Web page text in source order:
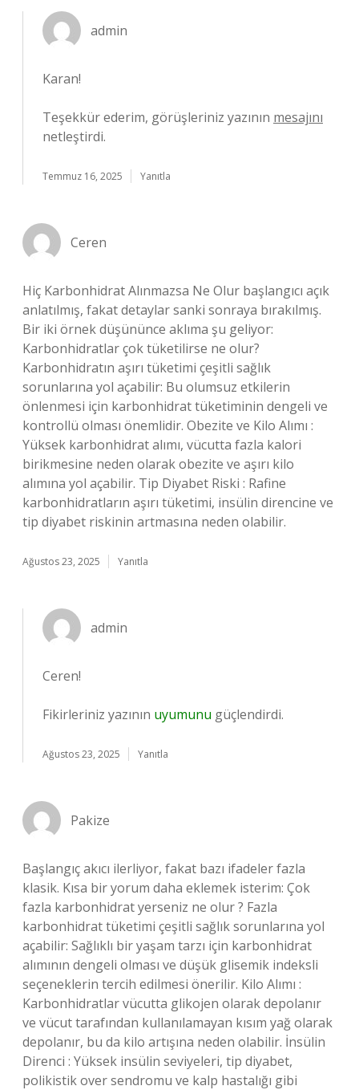
admin
Karan!
Teşekkür ederim, görüşleriniz yazının mesajını
netleştirdi.
Temmuz 16, 2025 Yanıtla
Ceren
Hiç Karbonhidrat Alınmazsa Ne Olur başlangıcı açık
anlatılmış, fakat detaylar sanki sonraya bırakılmış.
Bir iki örnek düşününce aklıma şu geliyor:
Karbonhidratlar çok tüketilirse ne olur?
Karbonhidratın aşırı tüketimi çeşitli sağlık
sorunlarına yol açabilir: Bu olumsuz etkilerin
önlenmesi için karbonhidrat tüketiminin dengeli ve
kontrollü olması önemlidir. Obezite ve Kilo Alımı :
Yüksek karbonhidrat alımı, vücutta fazla kalori
birikmesine neden olarak obezite ve aşırı kilo
alımına yol açabilir. Tip Diyabet Riski : Rafine
karbonhidratların aşırı tüketimi, insülin direncine ve
tip diyabet riskinin artmasına neden olabilir.
Ağustos 23, 2025 Yanıtla
admin
Ceren!
Fikirleriniz yazının uyumunu güçlendirdi.
Ağustos 23, 2025 Yanıtla
Pakize
Başlangıç akıcı ilerliyor, fakat bazı ifadeler fazla
klasik. Kısa bir yorum daha eklemek isterim: Çok
fazla karbonhidrat yerseniz ne olur ? Fazla
karbonhidrat tüketimi çeşitli sağlık sorunlarına yol
açabilir: Sağlıklı bir yaşam tarzı için karbonhidrat
alımının dengeli olması ve düşük glisemik indeksli
seçeneklerin tercih edilmesi önerilir. Kilo Alımı :
Karbonhidratlar vücutta glikojen olarak depolanır
ve vücut tarafından kullanılamayan kısım yağ olarak
depolanır, bu da kilo artışına neden olabilir. İnsülin
Direnci : Yüksek insülin seviyeleri, tip diyabet,
polikistik over sendromu ve kalp hastalığı gibi